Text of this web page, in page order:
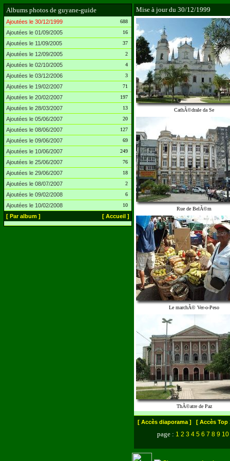
Albums photos de guyane-guide
Ajoutées le 30/12/1999 688
Ajoutées le 01/09/2005 16
Ajoutées le 11/09/2005 37
Ajoutées le 12/09/2005 2
Ajoutées le 02/10/2005 4
Ajoutées le 03/12/2006 3
Ajoutées le 19/02/2007 71
Ajoutées le 20/02/2007 197
Ajoutées le 28/03/2007 13
Ajoutées le 05/06/2007 20
Ajoutées le 08/06/2007 127
Ajoutées le 09/06/2007 69
Ajoutées le 10/06/2007 249
Ajoutées le 25/06/2007 76
Ajoutées le 29/06/2007 18
Ajoutées le 08/07/2007 2
Ajoutées le 09/02/2008 6
Ajoutées le 10/02/2008 10
[ Par album ] [ Accueil ]
Mise à jour du 30/12/1999
CathÃ©drale da Se
Rue de BelÃ©m
Le marchÃ© Ver-o-Peso
ThÃ©atre de Paz
[ Accès diaporama ] [ Accès Top
page : 1 2 3 4 5 6 7 8 9 10